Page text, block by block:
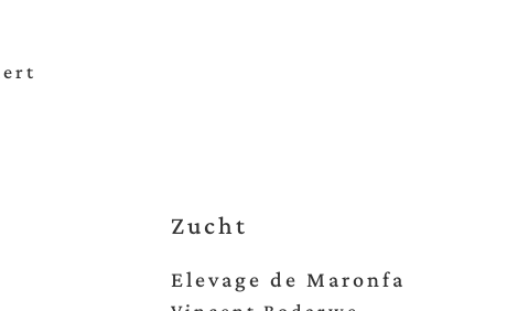
Zucht
Elevage de Maronfa